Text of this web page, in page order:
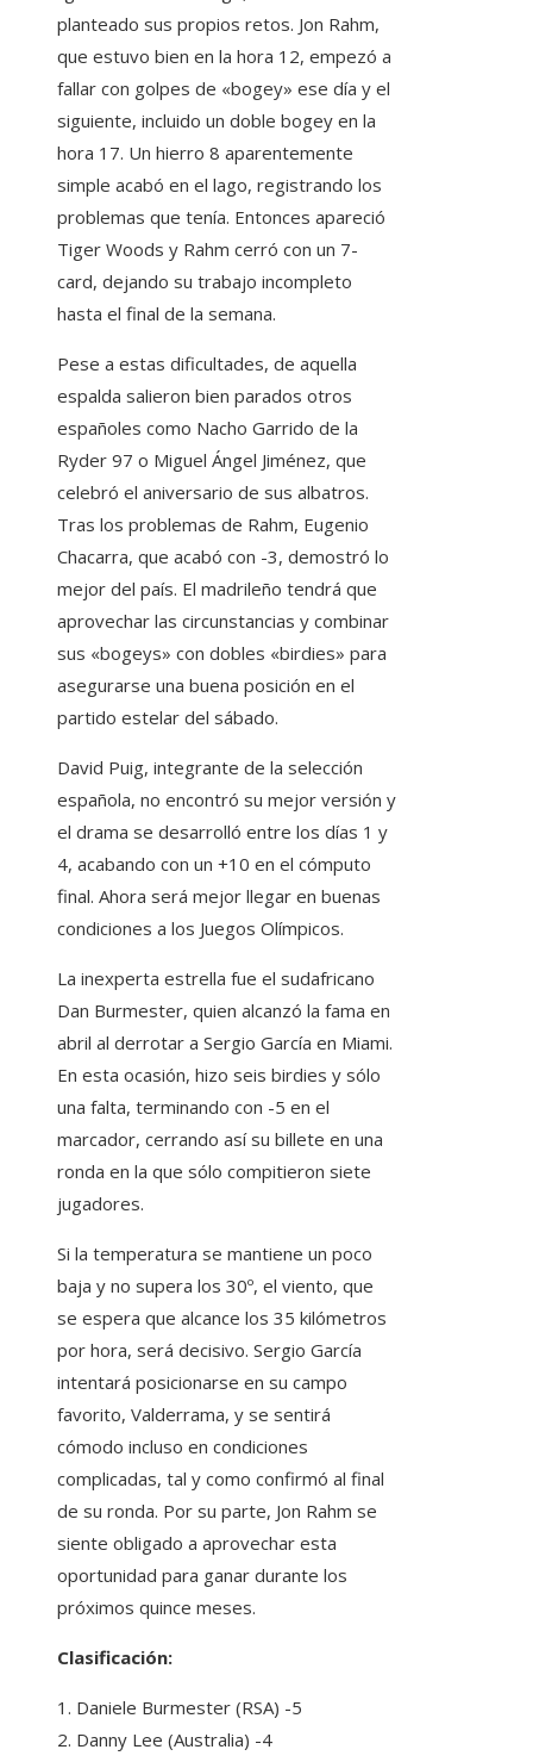
planteado sus propios retos. Jon Rahm,
que estuvo bien en la hora 12, empezó a
fallar con golpes de «bogey» ese día y el
siguiente, incluido un doble bogey en la
hora 17. Un hierro 8 aparentemente
simple acabó en el lago, registrando los
problemas que tenía. Entonces apareció
Tiger Woods y Rahm cerró con un 7-
card, dejando su trabajo incompleto
hasta el final de la semana.
Pese a estas dificultades, de aquella
espalda salieron bien parados otros
españoles como Nacho Garrido de la
Ryder 97 o Miguel Ángel Jiménez, que
celebró el aniversario de sus albatros.
Tras los problemas de Rahm, Eugenio
Chacarra, que acabó con -3, demostró lo
mejor del país. El madrileño tendrá que
aprovechar las circunstancias y combinar
sus «bogeys» con dobles «birdies» para
asegurarse una buena posición en el
partido estelar del sábado.
David Puig, integrante de la selección
española, no encontró su mejor versión y
el drama se desarrolló entre los días 1 y
4, acabando con un +10 en el cómputo
final. Ahora será mejor llegar en buenas
condiciones a los Juegos Olímpicos.
La inexperta estrella fue el sudafricano
Dan Burmester, quien alcanzó la fama en
abril al derrotar a Sergio García en Miami.
En esta ocasión, hizo seis birdies y sólo
una falta, terminando con -5 en el
marcador, cerrando así su billete en una
ronda en la que sólo compitieron siete
jugadores.
Si la temperatura se mantiene un poco
baja y no supera los 30º, el viento, que
se espera que alcance los 35 kilómetros
por hora, será decisivo. Sergio García
intentará posicionarse en su campo
favorito, Valderrama, y ​​se sentirá
cómodo incluso en condiciones
complicadas, tal y como confirmó al final
de su ronda. Por su parte, Jon Rahm se
siente obligado a aprovechar esta
oportunidad para ganar durante los
próximos quince meses.
Clasificación:
1. Daniele Burmester (RSA) -5
2. Danny Lee (Australia) -4